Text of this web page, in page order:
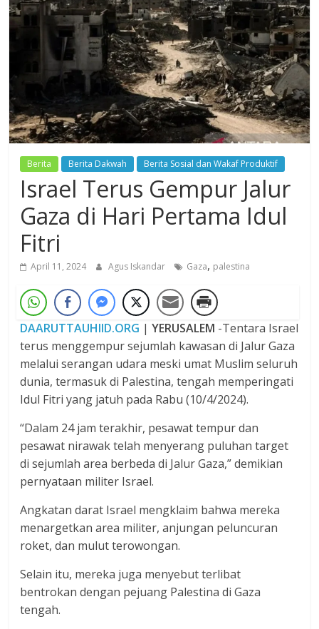
Dzikir,
Fikir,
Berita Berita Dakwah Berita Sosial dan Wakaf Produktif
Israel Terus Gempur Jalur
Gaza di Hari Pertama Idul
Fitri
April 11, 2024 Agus Iskandar Gaza, palestina
DAARUTTAUHIID.ORG |YERUSALEM -Tentara Israel
terus menggempur sejumlah kawasan di Jalur Gaza
melalui serangan udara meski umat Muslim seluruh
dunia, termasuk di Palestina, tengah memperingati
Idul Fitri yang jatuh pada Rabu (10/4/2024).
“Dalam 24 jam terakhir, pesawat tempur dan
pesawat nirawak telah menyerang puluhan target
di sejumlah area berbeda di Jalur Gaza,” demikian
pernyataan militer Israel.
Angkatan darat Israel mengklaim bahwa mereka
menargetkan area militer, anjungan peluncuran
roket, dan mulut terowongan.
Selain itu, mereka juga menyebut terlibat
bentrokan dengan pejuang Palestina di Gaza
tengah.